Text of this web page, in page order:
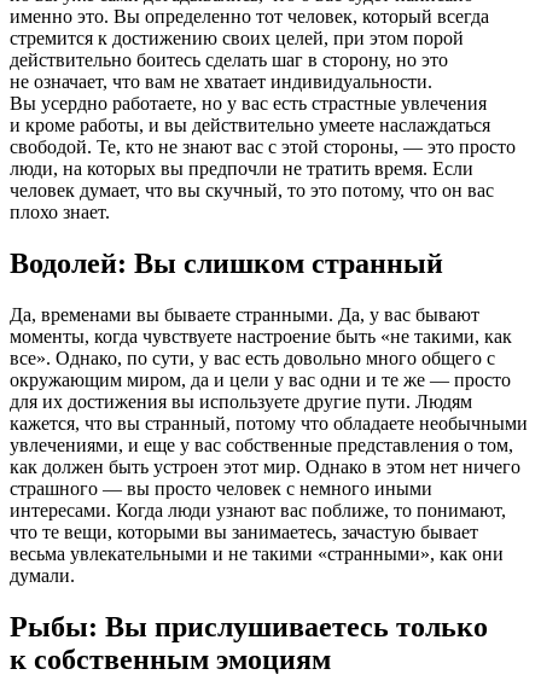
именно это. Вы определенно тот человек, который всегда
стремится к достижению своих целей, при этом порой
действительно боитесь сделать шаг в сторону, но это
не означает, что вам не хватает индивидуальности.
Вы усердно работаете, но у вас есть страстные увлечения
и кроме работы, и вы действительно умеете наслаждаться
свободой. Те, кто не знают вас с этой стороны, — это просто
люди, на которых вы предпочли не тратить время. Если
человек думает, что вы скучный, то это потому, что он вас
плохо знает.
Водолей: Вы слишком странный
Да, временами вы бываете странными. Да, у вас бывают
моменты, когда чувствуете настроение быть «не такими, как
все». Однако, по сути, у вас есть довольно много общего с
окружающим миром, да и цели у вас одни и те же — просто
для их достижения вы используете другие пути. Людям
кажется, что вы странный, потому что обладаете необычными
увлечениями, и еще у вас собственные представления о том,
как должен быть устроен этот мир. Однако в этом нет ничего
страшного — вы просто человек с немного иными
интересами. Когда люди узнают вас поближе, то понимают,
что те вещи, которыми вы занимаетесь, зачастую бывает
весьма увлекательными и не такими «странными», как они
думали.
Рыбы: Вы прислушиваетесь только
к собственным эмоциям